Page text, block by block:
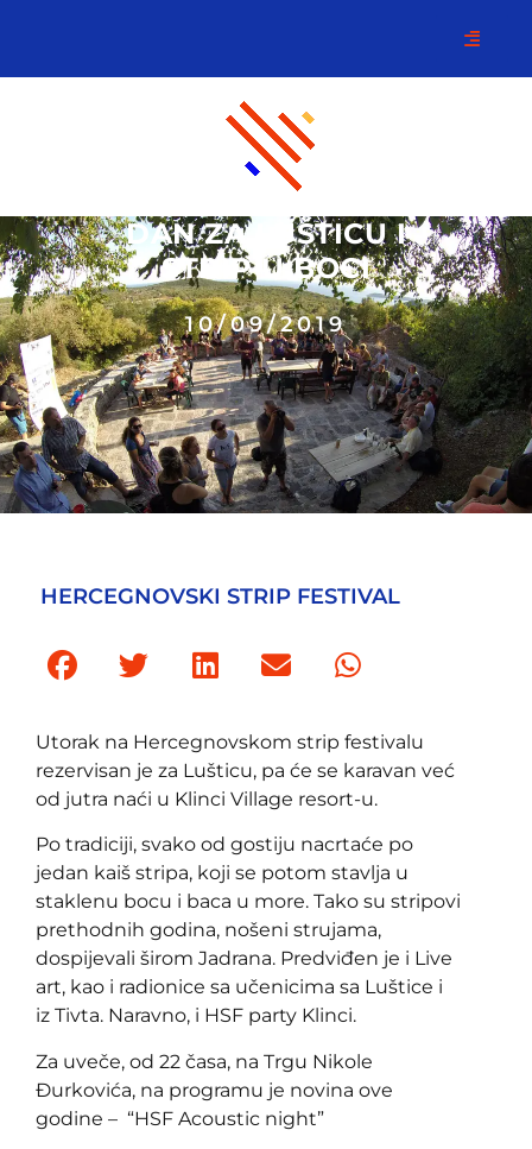
DAN ZA LUŠTICU I
STRIP U BOCI
10/09/2019
HERCEGNOVSKI STRIP FESTIVAL
Utorak na Hercegnovskom strip festivalu
rezervisan je za Lušticu, pa će se karavan već
od jutra naći u Klinci Village resort-u.
Po tradiciji, svako od gostiju nacrtaće po
jedan kaiš stripa, koji se potom stavlja u
staklenu bocu i baca u more. Tako su stripovi
prethodnih godina, nošeni strujama,
dospijevali širom Jadrana. Predviđen je i Live
art, kao i radionice sa učenicima sa Luštice i
iz Tivta. Naravno, i HSF party Klinci.
Za uveče, od 22 časa, na Trgu Nikole
Đurkovića, na programu je novina ove
godine – “HSF Acoustic night”